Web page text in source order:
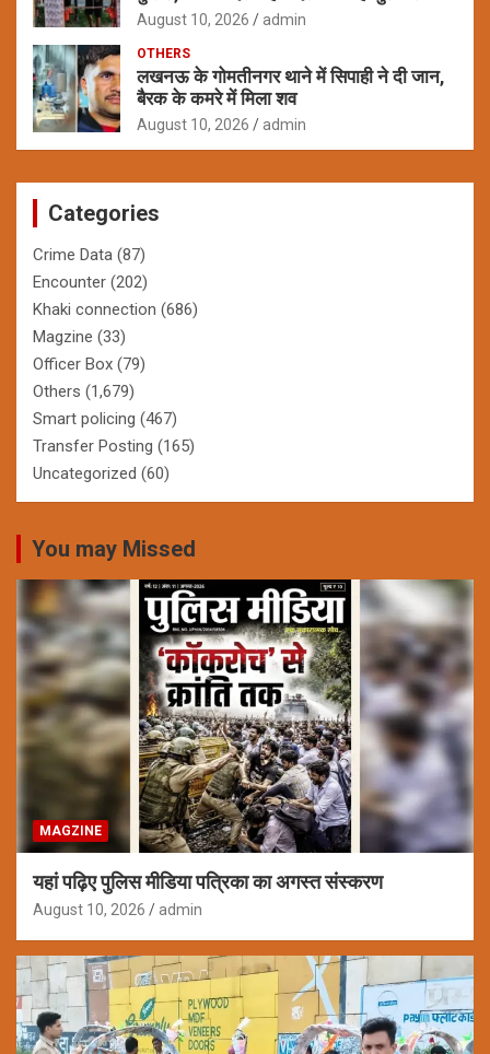
August 10, 2026 admin
OTHERS
लखनऊ के गोमतीनगर थाने में सिपाही ने दी जान,
बैरक के कमरे में मिला शव
August 10, 2026 admin
Categories
Crime Data (87)
Encounter (202)
Khaki connection (686)
Magzine (33)
Officer Box (79)
Others (1,679)
Smart policing (467)
Transfer Posting (165)
Uncategorized (60)
You may Missed
MAGZINE
यहां पढ़िए पुलिस मीडिया पत्रिका का अगस्त संस्करण
August 10, 2026 admin